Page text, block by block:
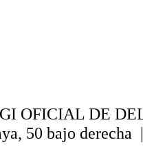
OFICIAL DE
50 bajo